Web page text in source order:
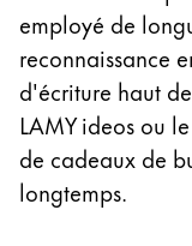
employé de
reconnaissance
d'écriture haut
LAMY ideos ou
de cadeaux de
longtemps.